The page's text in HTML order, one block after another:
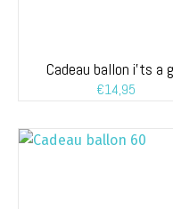
Cadeau ballon i’ts a
€14,95